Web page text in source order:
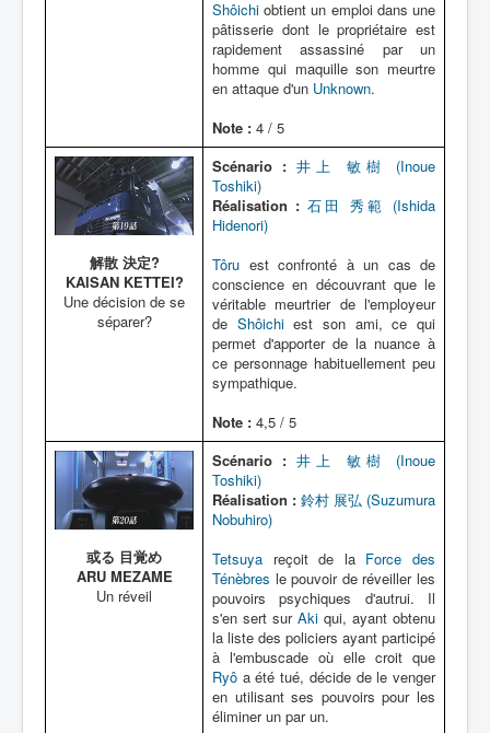
Shôichi obtient un emploi dans une
pâtisserie dont le propriétaire est
rapidement assassiné par un
homme qui maquille son meurtre
en attaque d'un Unknown.
Note : 4 / 5
解散 決定?
KAISAN KETTEI?
Une décision de se
séparer?
Scénario : 井上 敏樹 (Inoue
Toshiki)
Réalisation : 石田 秀範 (Ishida
Hidenori)
Tôru est confronté à un cas de
conscience en découvrant que le
véritable meurtrier de l'employeur
de Shôichiest son ami, ce qui
permet d'apporter de la nuance à
ce personnage habituellement peu
sympathique.
Note : 4,5 / 5
或る 目覚め
ARU MEZAME
Un réveil
Scénario : 井上 敏樹 (Inoue
Toshiki)
Réalisation : 鈴村 展弘 (Suzumura
Nobuhiro)
Tetsuya reçoit de la Force des
Ténèbres le pouvoir de réveiller les
pouvoirs psychiques d'autrui. Il
s'en sert sur Aki qui, ayant obtenu
la liste des policiers ayant participé
à l'embuscade où elle croit que
Ryô a été tué, décide de le venger
en utilisant ses pouvoirs pour les
éliminer un par un.